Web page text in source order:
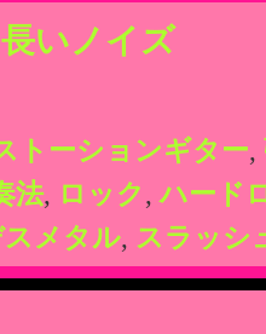
いノイズ
トーションギター,
法, ロック ,ハード
スメタル, スラッシ